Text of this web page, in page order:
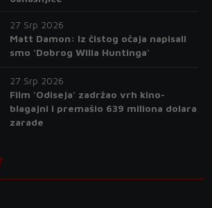
27 Srp 2026
Matt Damon: Iz čistog očaja napisali
smo 'Dobrog Willa Huntinga'
27 Srp 2026
Film 'Odiseja' zadržao vrh kino-
blagajni i premašio 639 miliona dolara
zarade